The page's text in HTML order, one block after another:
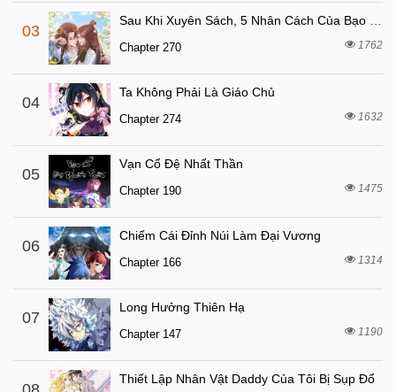
Chapter 38
Chapter 37
Chapter 36 4 tháng trước
Chapter 35 4 tháng trước
Chapter 34
Chapter 33 6 tháng trước
Chapter 32
Chapter 31 6 tháng trước
Chapter 30
Chapter 29
Chapter 28 7 tháng trước
Chapter 27
Chapter 26 7 tháng trước
03
Chapter 270 1762
04
Ta Không Phải Là Giáo Chủ
Chapter 274 1632
05
Vạn Cổ Đệ Nhất Thần
Chapter 190 1475
06
Chiếm Cái Đỉnh Núi Làm Đại Vương
Chapter 166 1314
07
Long Hưởng Thiên Hạ
Chapter 147 1190
Thiết Lập Nhân Vật Daddy Của Tôi Bị Sụp Đổ